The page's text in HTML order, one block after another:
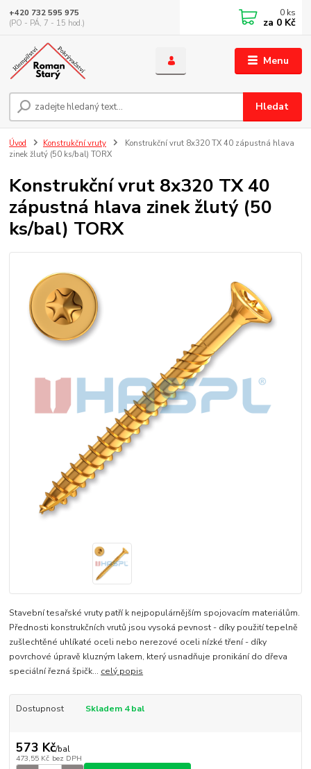
Menu
Hledat
+420 732 595 975
(PO - PÁ, 7 - 15 hod.)
0 ks
za 0 Kč
Úvod Konstrukční vruty
Konstrukční vrut 8x320 TX 40 zápustná hlava
zinek žlutý (50 ks/bal) TORX
Konstrukční vrut 8x320 TX 40
zápustná hlava zinek žlutý (50
ks/bal) TORX
Stavební tesařské vruty patří k nejpopulárnějším spojovacím materiálům.
Přednosti konstrukčních vrutů jsou vysoká pevnost - díky použití tepelně
zušlechtěné uhlíkaté oceli nebo nerezové oceli nízké tření - díky
povrchové úpravě kluzným lakem, který usnadňuje pronikání do dřeva
speciální řezná špičk... celý popis
Dostupnost Skladem 4 bal
573 Kč/bal
473,55 Kč bez DPH